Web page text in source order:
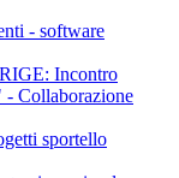
- software
Incontro
Collaborazione
sportello